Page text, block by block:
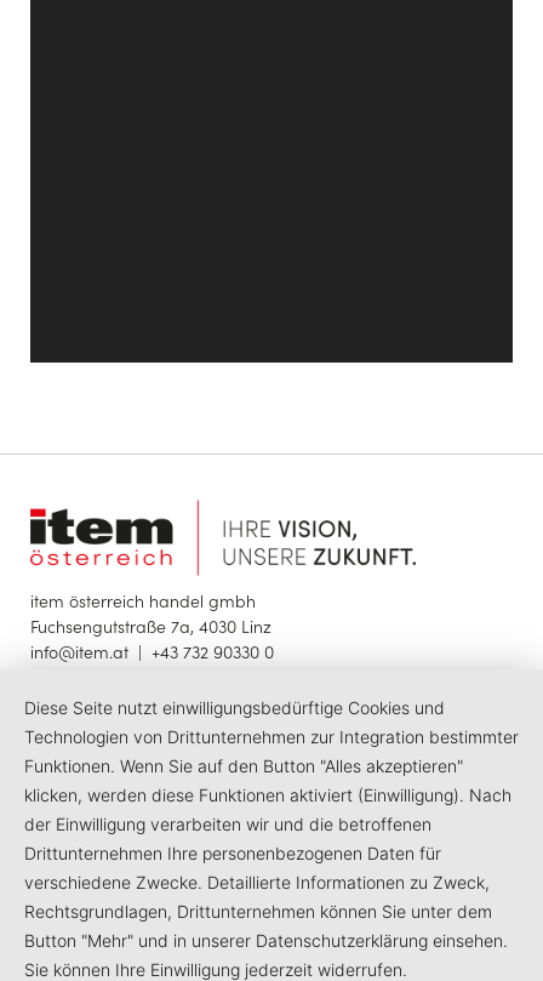
item österreich handel gmbh
Fuchsengutstraße 7a, 4030 Linz
info@item.at | +43 732 90330 0
© 2025 item österreich handel gmbh
Impressum
Datenschutzerklärung Barrierefreiheit
LinkedIn Facebook Instagram
Diese Seite nutzt einwilligungsbedürftige Cookies und
Technologien von Drittunternehmen zur Integration bestimmter
Funktionen. Wenn Sie auf den Button "Alles akzeptieren"
klicken, werden diese Funktionen aktiviert (Einwilligung). Nach
der Einwilligung verarbeiten wir und die betroffenen
Drittunternehmen Ihre personenbezogenen Daten für
verschiedene Zwecke. Detaillierte Informationen zu Zweck,
Rechtsgrundlagen, Drittunternehmen können Sie unter dem
Button "Mehr" und in unserer Datenschutzerklärung einsehen.
Sie können Ihre Einwilligung jederzeit widerrufen.